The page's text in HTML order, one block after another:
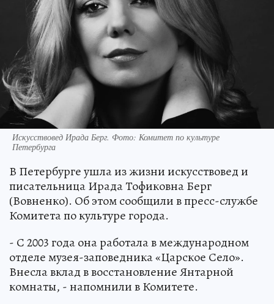
Искусствовед Ирада Берг. Фото: Комитет по культуре
Петербурга
В Петербурге ушла из жизни искусствовед и
писательница Ирада Тофиковна Берг
(Вовненко). Об этом сообщили в пресс-службе
Комитета по культуре города.
- С 2003 года она работала в международном
отделе музея-заповедника «Царское Село».
Внесла вклад в восстановление Янтарной
комнаты, - напомнили в Комитете.